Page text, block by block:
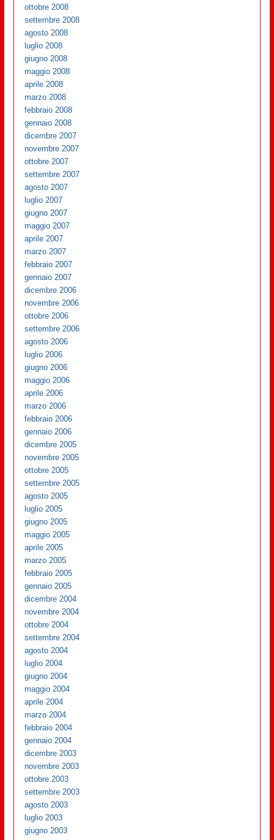
ottobre 2008
settembre 2008
agosto 2008
luglio 2008
giugno 2008
maggio 2008
aprile 2008
marzo 2008
febbraio 2008
gennaio 2008
dicembre 2007
novembre 2007
ottobre 2007
settembre 2007
agosto 2007
luglio 2007
giugno 2007
maggio 2007
aprile 2007
marzo 2007
febbraio 2007
gennaio 2007
dicembre 2006
novembre 2006
ottobre 2006
settembre 2006
agosto 2006
luglio 2006
giugno 2006
maggio 2006
aprile 2006
marzo 2006
febbraio 2006
gennaio 2006
dicembre 2005
novembre 2005
ottobre 2005
settembre 2005
agosto 2005
luglio 2005
giugno 2005
maggio 2005
aprile 2005
marzo 2005
febbraio 2005
gennaio 2005
dicembre 2004
novembre 2004
ottobre 2004
settembre 2004
agosto 2004
luglio 2004
giugno 2004
maggio 2004
aprile 2004
marzo 2004
febbraio 2004
gennaio 2004
dicembre 2003
novembre 2003
ottobre 2003
settembre 2003
agosto 2003
luglio 2003
giugno 2003